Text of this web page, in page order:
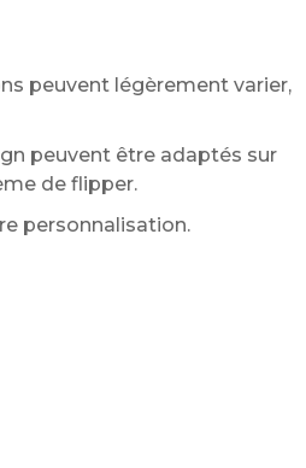
peuvent légèrement varier,
peuvent être adaptés sur
de flipper.
personnalisation.